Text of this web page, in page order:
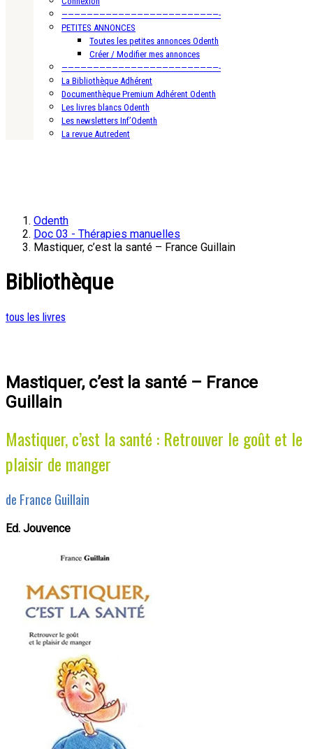
—————————————————————————-
PETITES ANNONCES
Toutes les petites annonces Odenth
Créer / Modifier mes annonces
—————————————————————————-
La Bibliothèque Adhérent
Documenthèque Premium Adhérent Odenth
Les livres blancs Odenth
Les newsletters Inf’Odenth
La revue Autredent
Odenth
Doc 03 - Thérapies manuelles
Mastiquer, c’est la santé – France Guillain
Bibliothèque
tous les livres
Mastiquer, c’est la santé – France
Guillain
Mastiquer, c’est la santé : Retrouver le goût et le
plaisir de manger
de France Guillain
Ed. Jouvence